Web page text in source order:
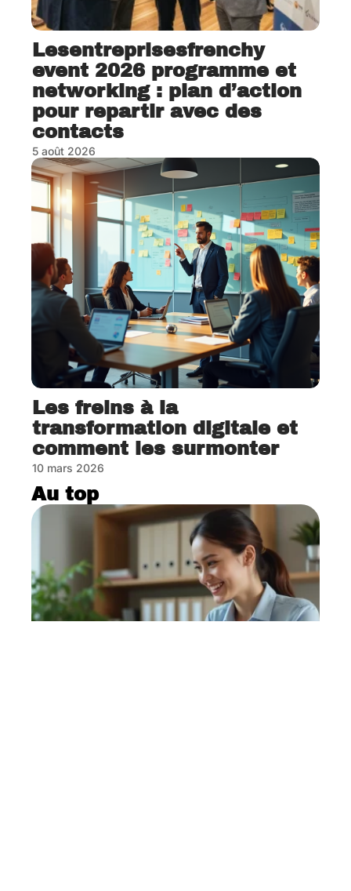
Lesentreprisesfrenchy
event 2026 programme et
networking : plan d’action
pour repartir avec des
contacts
5 août 2026
Les freins à la
transformation digitale et
comment les surmonter
10 mars 2026
Au top